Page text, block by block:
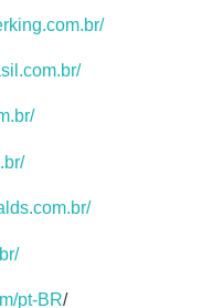
pt-BR/